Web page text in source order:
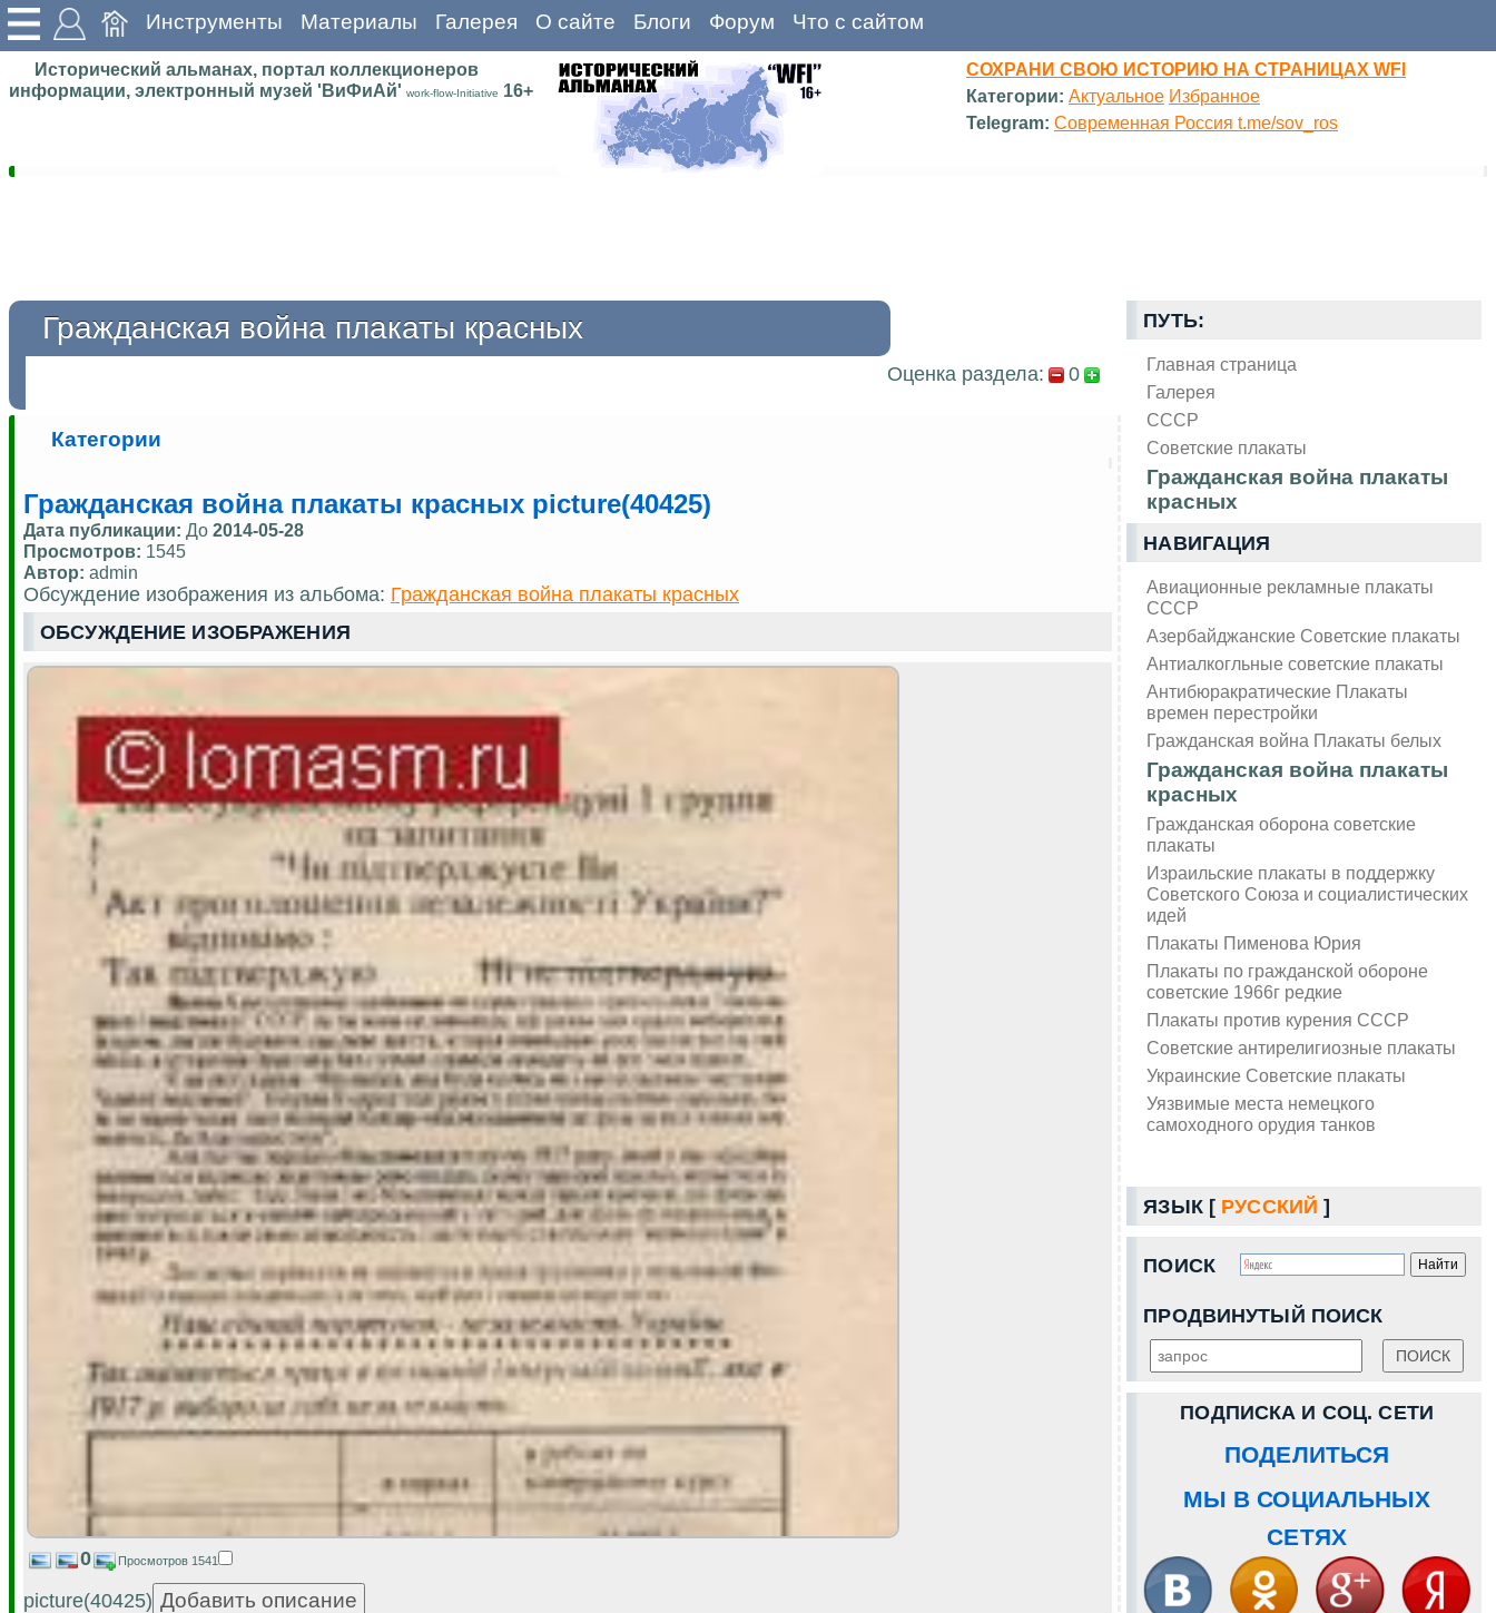
Инструменты Материалы Галерея О сайте Блоги Форум Что с сайтом
Исторический альманах, портал коллекционеров
информации, электронный музей 'ВиФиАй' work-flow-Initiative 16+
СОХРАНИ СВОЮ ИСТОРИЮ НА СТРАНИЦАХ WFI
Категории: Актуальное Избранное
Telegram: Современная Россия t.me/sov_ros
ПУТЬ:
Главная страница
Галерея
СССР
Советские плакаты
Гражданская война плакаты
красных
НАВИГАЦИЯ
Авиационные рекламные плакаты
СССР
Азербайджанские Советские плакаты
Антиалкогльные советские плакаты
Антибюракратические Плакаты
времен перестройки
Гражданская война Плакаты белых
Гражданская война плакаты
красных
Гражданская оборона советские
плакаты
Израильские плакаты в поддержку
Советского Союза и социалистических
идей
Плакаты Пименова Юрия
Плакаты по гражданской обороне
советские 1966г редкие
Плакаты против курения СССР
Советские антирелигиозные плакаты
Украинские Советские плакаты
Уязвимые места немецкого
самоходного орудия танков
ЯЗЫК [ РУССКИЙ ]
ПОИСК
ПРОДВИНУТЫЙ ПОИСК
ПОДПИСКА И СОЦ. СЕТИ
ПОДЕЛИТЬСЯ
МЫ В СОЦИАЛЬНЫХ
СЕТЯХ
Гражданская война плакаты красных
Оценка раздела: 0
Категории
Гражданская война плакаты красных picture(40425)
Дата публикации: До 2014-05-28
Просмотров: 1545
Автор: admin
Обсуждение изображения из альбома: Гражданская война плакаты красных
ОБСУЖДЕНИЕ ИЗОБРАЖЕНИЯ
0 Просмотров 1541
picture(40425)